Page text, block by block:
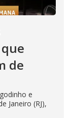
de
e
Janeiro (RJ),